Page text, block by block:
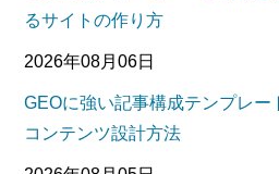
るサイトの作り方
2026年08月06日
GEOに強い記事構成テンプレー
コンテンツ設計方法